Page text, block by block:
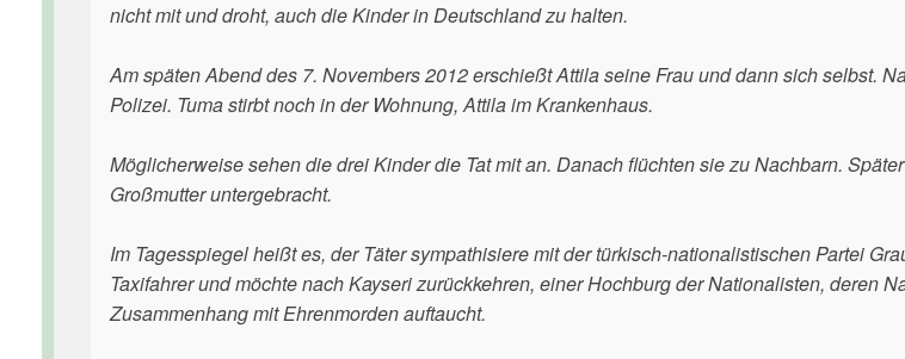
nicht mit und droht, auch die Kinder in Deutschland zu halten.
Am späten Abend des 7. Novembers 2012 erschießt Attila seine Frau und dann sich selbst.
Polizei. Tuma stirbt noch in der Wohnung, Attila im Krankenhaus.
Möglicherweise sehen die drei Kinder die Tat mit an. Danach flüchten sie zu Nachbarn.
Großmutter untergebracht.
Im Tagesspiegel heißt es, der Täter sympathisiere mit der türkisch-nationalistischen Partei
Taxifahrer und möchte nach Kayseri zurückkehren, einer Hochburg der Nationalisten, deren
Zusammenhang mit Ehrenmorden auftaucht.